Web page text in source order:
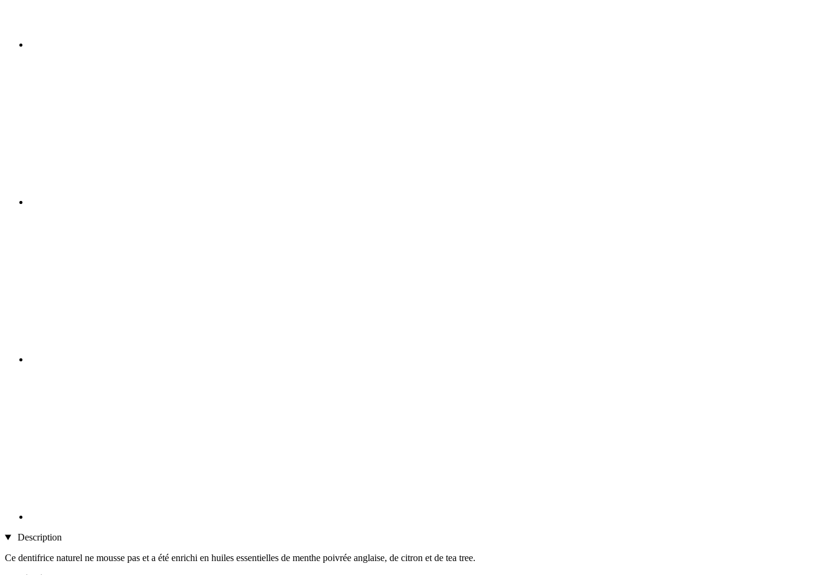
Description
Ce dentifrice naturel ne mousse pas et a été enrichi en huiles essentielles de menthe poivrée anglaise, de citron et de tea tree.